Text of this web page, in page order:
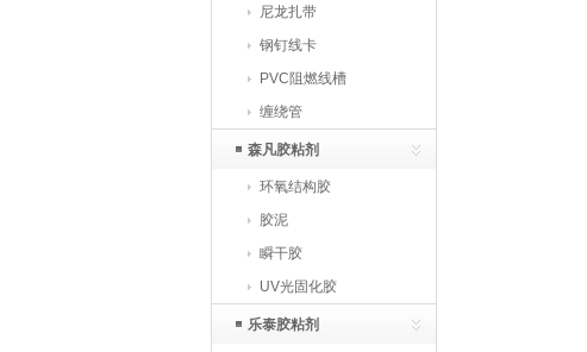
尼龙扎带
钢钉线卡
PVC阻燃线槽
缠绕管
森凡胶粘剂
环氧结构胶
胶泥
瞬干胶
UV光固化胶
乐泰胶粘剂